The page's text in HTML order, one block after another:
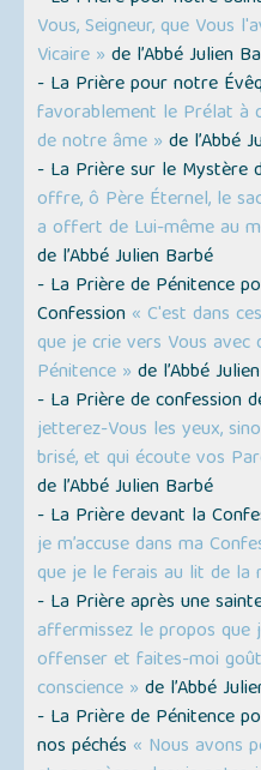
Vous, Seigneur, que Vous
Vicaire » de l’Abbé Julien
- La Prière pour notre
favorablement le Prélat à
de notre âme » de l’Abbé
- La Prière sur le Mystère
offre, ô Père Éternel, le
a offert de Lui-même au
de l’Abbé Julien Barbé
- La Prière de Pénitence
Confession « C'est dans
que je crie vers Vous avec
Pénitence » de l’Abbé
- La Prière de confession
jetterez-Vous les yeux,
brisé, et qui écoute vos
de l’Abbé Julien Barbé
- La Prière devant la
je m’accuse dans ma
que je le ferais au lit de la
- La Prière après une
affermissez le propos que
offenser et faites-moi
conscience » de l’Abbé
- La Prière de Pénitence
nos péchés « Nous avons